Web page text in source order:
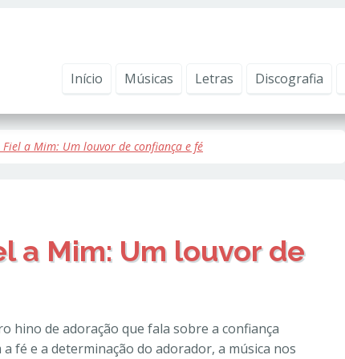
Início Músicas Letras Discografia
Fiel a Mim: Um louvor de confiança e fé
a Mim: Um louvor de
hino de adoração que fala sobre a confiança
fé e a determinação do adorador, a música nos